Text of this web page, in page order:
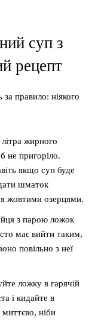
суп з
рецепт
правило: ніякого
жирного
не пригоріло.
якщо суп буде
шматок
жовтими озерцями.
з парою ложок
має вийти таким,
повільно з неї
ложку в гарячій
і кидайте в
ніби